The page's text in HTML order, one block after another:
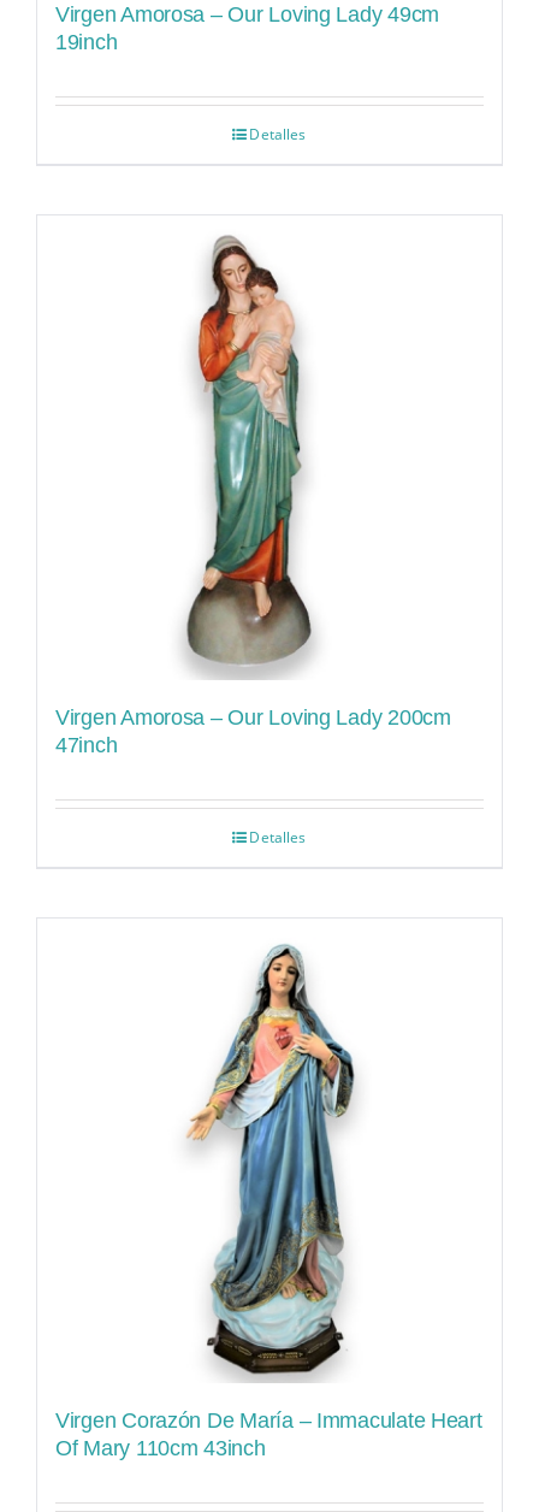
Virgen Amorosa – Our Loving Lady 49cm
19inch
Detalles
Virgen Amorosa – Our Loving Lady 200cm
47inch
Detalles
Virgen Corazón De María – Immaculate Heart
Of Mary 110cm 43inch